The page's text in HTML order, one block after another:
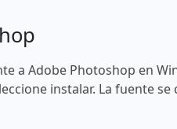
a Adobe Photoshop en
instalar. La fuente